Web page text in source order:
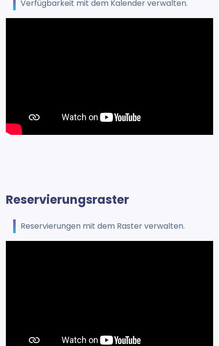
Verfügbarkeit mit dem Kalender verwalten.
Reservierungsraster
Reservierungen mit dem Raster verwalten.